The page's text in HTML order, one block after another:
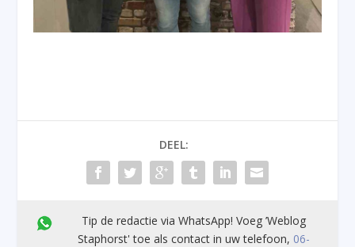
DEEL:
Tip de redactie via WhatsApp! Voeg ’Weblog
Staphorst' toe als contact in uw telefoon, 06-